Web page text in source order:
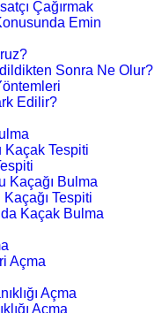
Çağırmak
Emin
Sonra Ne Olur?
Edilir?
Kaçak Tespiti
Kaçağı Bulma
Tespiti
Kaçak Bulma
Açma
Açma
Açma